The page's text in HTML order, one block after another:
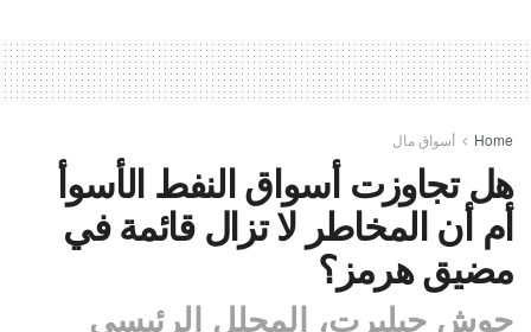
Home أسواق مال
هل تجاوزت أسواق النفط الأسوأ
أم أن المخاطر لا تزال قائمة في
مضيق هرمز؟
جوش جيلبرت، المحلل الرئيسي